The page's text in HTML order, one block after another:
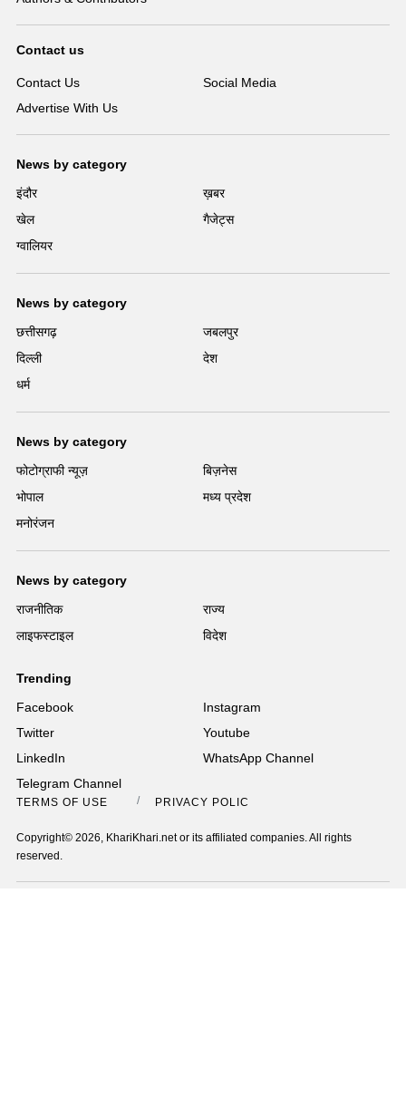
Contact us
Contact Us
Social Media
Advertise With Us
News by category
इंदौर
ख़बर
खेल
गैजेट्स
ग्वालियर
News by category
छत्तीसगढ़
जबलपुर
दिल्ली
देश
धर्म
News by category
फोटोग्राफी न्यूज़
बिज़नेस
भोपाल
मध्य प्रदेश
मनोरंजन
News by category
राजनीतिक
राज्य
लाइफस्टाइल
विदेश
Trending
Facebook
Instagram
Twitter
Youtube
LinkedIn
WhatsApp Channel
Telegram Channel
TERMS OF USE PRIVACY POLICY
Copyright© 2026, KhariKhari.net or its affiliated companies. All rights
reserved.